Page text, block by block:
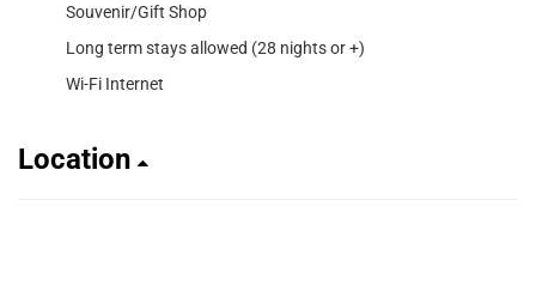
Souvenir/Gift Shop
Long term stays allowed (28 nights or +)
Wi-Fi Internet
Location